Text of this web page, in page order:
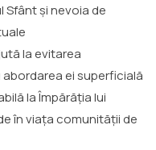
Sfânt și nevoia de
la evitarea
ei superficială
la Împărăția lui
în viața comunității de